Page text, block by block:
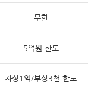
무한
5억원 한도
자상1억/부상3천 한도